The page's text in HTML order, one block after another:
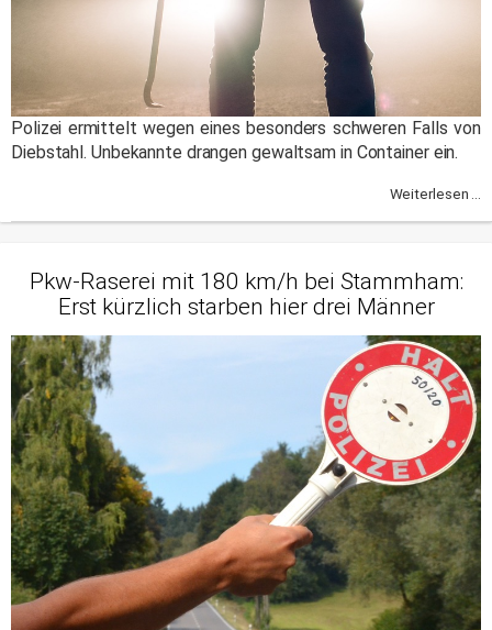
Polizei ermittelt wegen eines besonders schweren Falls von
Diebstahl. Unbekannte drangen gewaltsam in Container ein.
Weiterlesen ...
Pkw-Raserei mit 180 km/h bei Stammham:
Erst kürzlich starben hier drei Männer